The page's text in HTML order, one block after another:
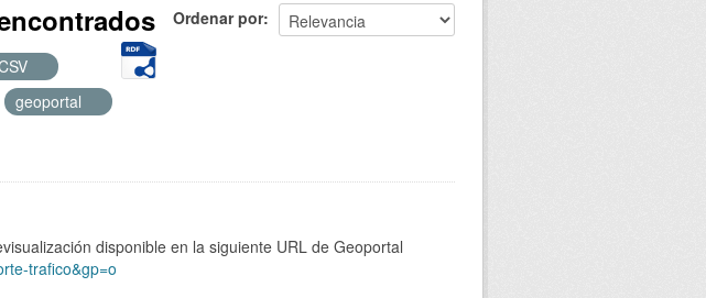
Ordenar por
geoportal
disponible en la siguiente URL de Geoportal
trafico&gp=o